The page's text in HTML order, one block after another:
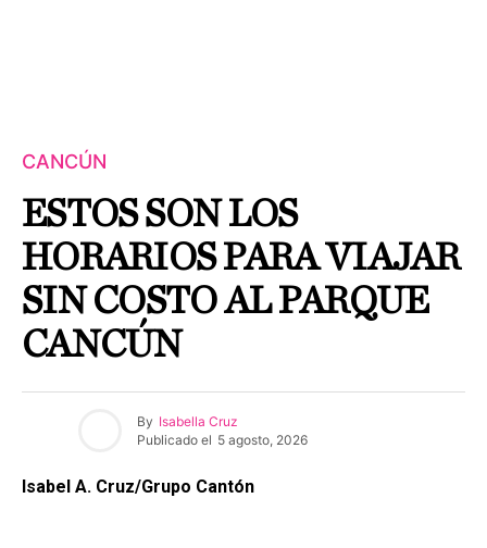
CANCÚN
ESTOS SON LOS
HORARIOS PARA VIAJAR
SIN COSTO AL PARQUE
CANCÚN
By Isabella Cruz
Publicado el 5 agosto, 2026
Isabel A. Cruz/Grupo Cantón